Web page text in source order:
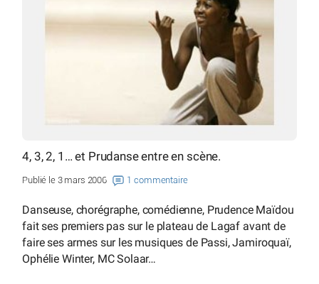
4, 3, 2, 1… et Prudanse entre en scène.
Publié le 3 mars 2006 1 commentaire
Danseuse, chorégraphe, comédienne, Prudence Maïdou
fait ses premiers pas sur le plateau de Lagaf avant de
faire ses armes sur les musiques de Passi, Jamiroquaï,
Ophélie Winter, MC Solaar…